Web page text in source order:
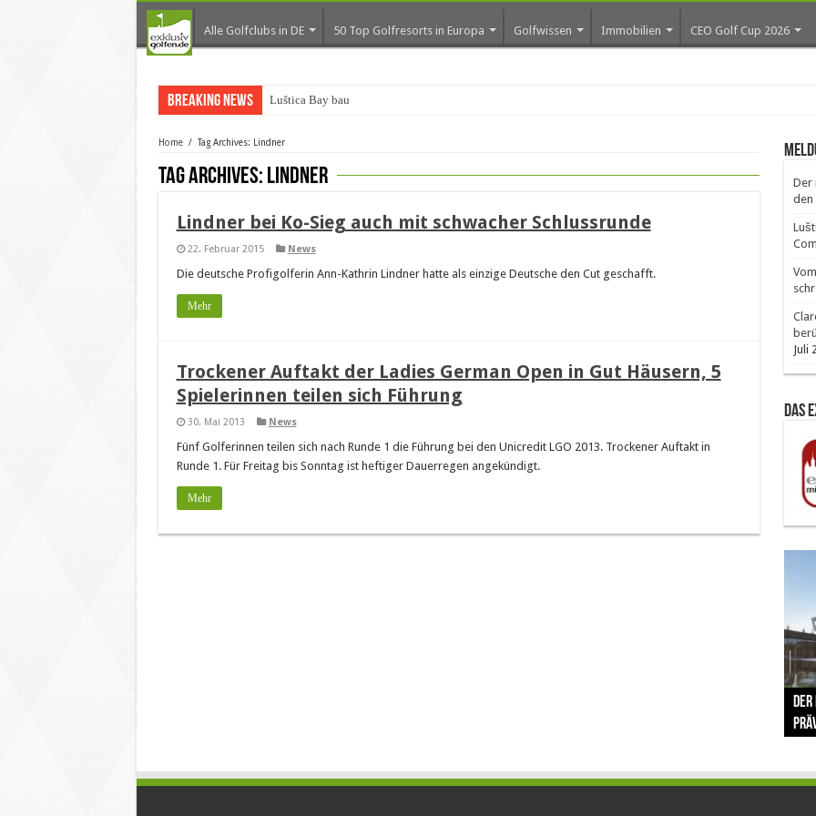
Alle Golfclubs in DE 50 Top Golfresorts in Europa Golfwissen Immobilien CEO Golf Cup 2026
Breaking News Luštica Bay baut Monten
Home / Tag Archives: Lindner
Tag Archives: Lindner
Lindner bei Ko-Sieg auch mit schwacher Schlussrunde
22. Februar 2015 News
Die deutsche Profigolferin Ann-Kathrin Lindner hatte als einzige Deutsche den Cut geschafft.
Mehr
Trockener Auftakt der Ladies German Open in Gut Häusern, 5
Spielerinnen teilen sich Führung
30. Mai 2013 News
Fünf Golferinnen teilen sich nach Runde 1 die Führung bei den Unicredit LGO 2013. Trockener Auftakt in
Runde 1. Für Freitag bis Sonntag ist heftiger Dauerregen angekündigt.
Mehr
Der
den
Juli
Das
The